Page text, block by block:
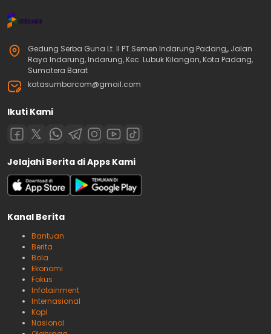
Gedung Serba Guna Lt. II PT.Semen Indarung Padang,, Jalan
Raya Indarung, Indarung, Kec. Lubuk Kilangan, Kota Padang,
Sumatera Barat
katasumbarcom@gmail.com
Ikuti Kami
Jelajahi Berita di Apps Kami
Kanal Berita
Bantuan
Berita
Bola
Ekonomi
Fokus
Infotainment
Internasional
Kopi
Nasional